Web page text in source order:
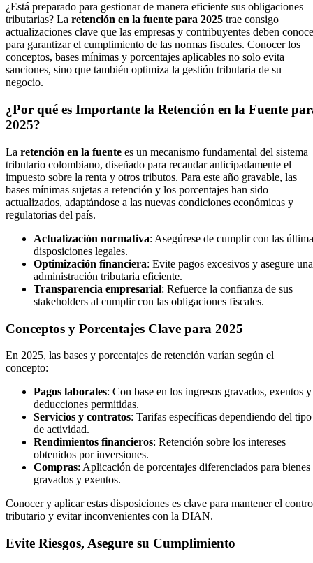
¿Está preparado para gestionar de manera eficiente sus obligaciones
tributarias? La retención en la fuente para 2025 trae consigo
actualizaciones clave que las empresas y contribuyentes deben
para garantizar el cumplimiento de las normas fiscales. Conocer los
conceptos, bases mínimas y porcentajes aplicables no solo evita
sanciones, sino que también optimiza la gestión tributaria de su
negocio.
¿Por qué es Importante la Retención en la Fuente
2025?
La retención en la fuente es un mecanismo fundamental del sistema
tributario colombiano, diseñado para recaudar anticipadamente el
impuesto sobre la renta y otros tributos. Para este año gravable, las
bases mínimas sujetas a retención y los porcentajes han sido
actualizados, adaptándose a las nuevas condiciones económicas y
regulatorias del país.
Actualización normativa: Asegúrese de cumplir con las
disposiciones legales.
Optimización financiera: Evite pagos excesivos y asegure una
administración tributaria eficiente.
Transparencia empresarial: Refuerce la confianza de sus
stakeholders al cumplir con las obligaciones fiscales.
Conceptos y Porcentajes Clave para 2025
En 2025, las bases y porcentajes de retención varían según el
concepto:
Pagos laborales: Con base en los ingresos gravados, exentos y
deducciones permitidas.
Servicios y contratos: Tarifas específicas dependiendo del tipo
de actividad.
Rendimientos financieros: Retención sobre los intereses
obtenidos por inversiones.
Compras: Aplicación de porcentajes diferenciados para bienes
gravados y exentos.
Conocer y aplicar estas disposiciones es clave para mantener el
tributario y evitar inconvenientes con la DIAN.
Evite Riesgos, Asegure su Cumplimiento